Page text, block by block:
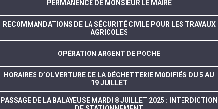
PERMANENCE DE MONSIEUR LE MAIRE
RECOMMANDATIONS DE LA SÉCURITÉ CIVILE POUR LES TRAVAUX
AGRICOLES
OPÉRATION ARGENT DE POCHE
HORAIRES D’OUVERTURE DE LA DÉCHETTERIE MODIFIÉS DU 5 AU
19 JUILLET
PASSAGE DE LA BALAYEUSE MARDI 8 JUILLET 2025 : INTERDICTION